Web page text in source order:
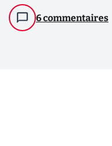
6 commentaires